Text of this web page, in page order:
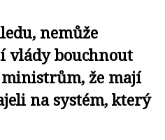
nemůže
vlády bouchnout
že mají
na systém, který